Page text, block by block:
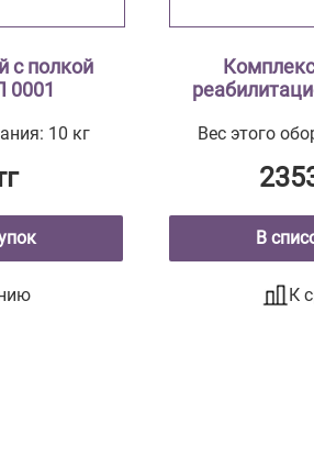
с полкой
0001
10 кг Вес этого
В
К